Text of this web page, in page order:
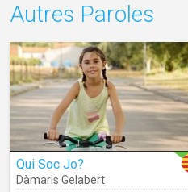
Autres Paroles
Qui Soc Jo?
Dàmaris Gelabert